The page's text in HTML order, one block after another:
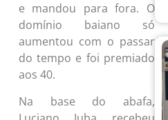
e mandou para fora. O
domínio baiano só
aumentou com o passar
do tempo e foi premiado
aos 40.
Na base do abafa,